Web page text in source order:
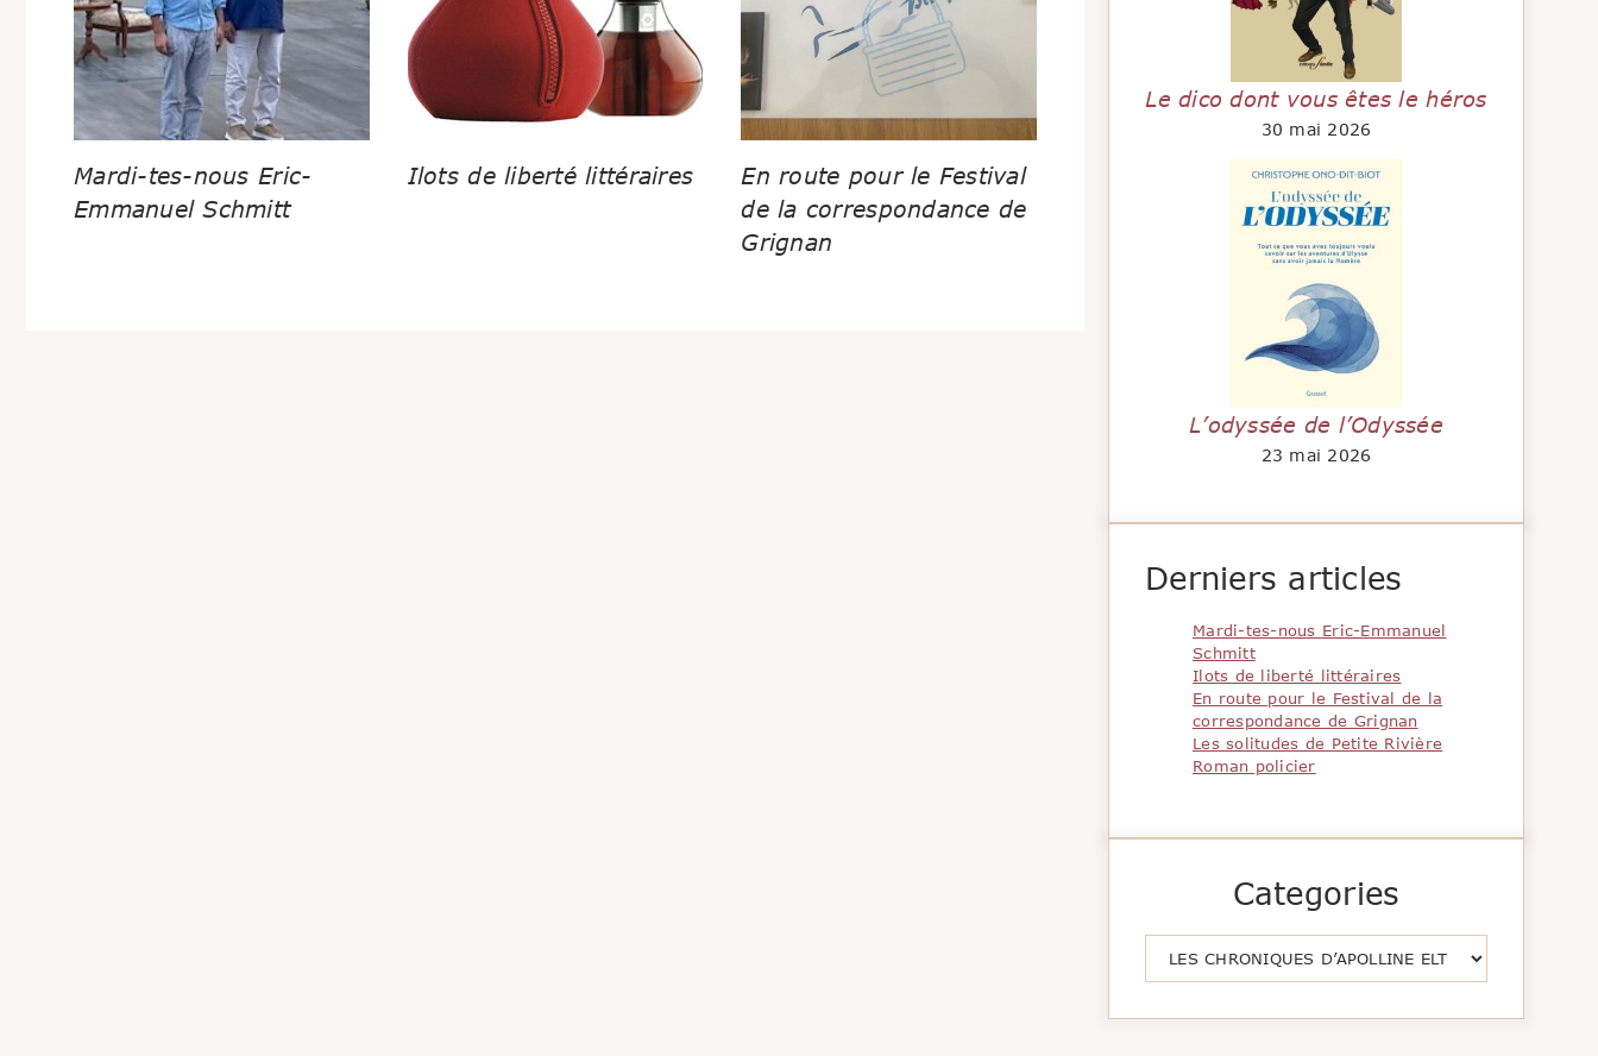
Mardi-tes-nous Eric-
Emmanuel Schmitt
Ilots de liberté littéraires
En route pour le Festival
de la correspondance de
Grignan
Le dico dont vous êtes le héros
30 mai 2026
L’odyssée de l’Odyssée
23 mai 2026
Derniers articles
Mardi-tes-nous Eric-Emmanuel
Schmitt
Ilots de liberté littéraires
En route pour le Festival de la
correspondance de Grignan
Les solitudes de Petite Rivière
Roman policier
Categories